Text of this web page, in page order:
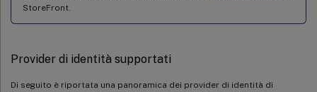
StoreFront.
Provider di identità supportati
Di seguito è riportata una panoramica dei provider di identità di